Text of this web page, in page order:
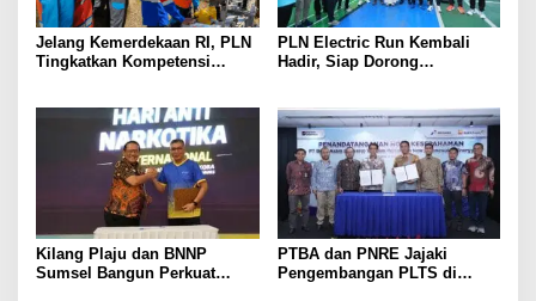
Jelang Kemerdekaan RI, PLN
Tingkatkan Kompetensi
PLN Electric Run Kembali
Hadir, Siap Dorong
Kilang Plaju dan BNNP
Sumsel Bangun Perkuat
PTBA dan PNRE Jajaki
Pengembangan PLTS di